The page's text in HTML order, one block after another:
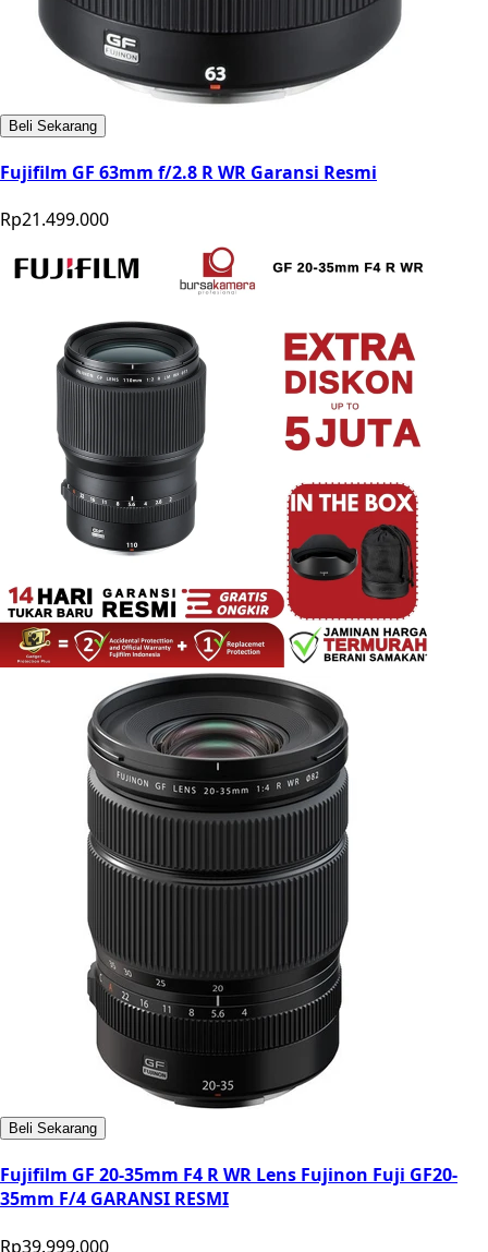
Beli Sekarang
Fujifilm GF 63mm f/2.8 R WR Garansi Resmi
Rp21.499.000
Beli Sekarang
Fujifilm GF 20-35mm F4 R WR Lens Fujinon Fuji GF20-
35mm F/4 GARANSI RESMI
Rp39.999.000